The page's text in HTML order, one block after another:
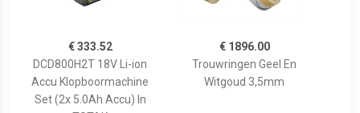
€ 333.52
DCD800H2T 18V Li-ion
Accu Klopboormachine
Set (2x 5.0Ah Accu) In
€ 1896.00
Trouwringen Geel En
Witgoud 3,5mm